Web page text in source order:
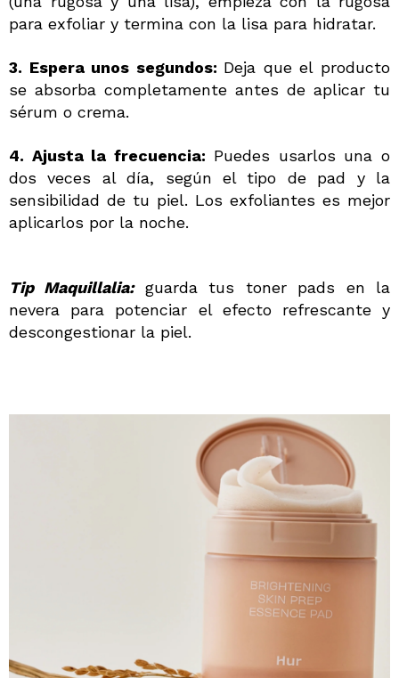
para exfoliar y termina con la lisa para hidratar.
3. Espera unos segundos: Deja que el producto
se absorba completamente antes de aplicar tu
sérum o crema.
4. Ajusta la frecuencia: Puedes usarlos una o
dos veces al día, según el tipo de pad y la
sensibilidad de tu piel. Los exfoliantes es mejor
aplicarlos por la noche.
Tip Maquillalia:guarda tus toner pads en la
nevera para potenciar el efecto refrescante y
descongestionar la piel.